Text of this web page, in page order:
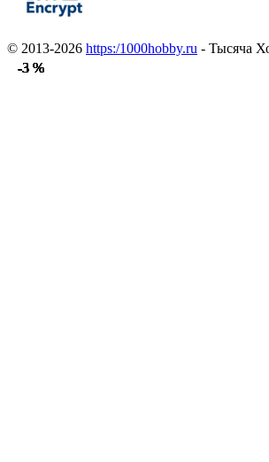
-3 %
-3 %
-3 %
-3 %
-3 %
-3 %
-3 %
-3 %
-3 %
-3 %
-3 %
-3 %
© 2013-2026 https:/1000hobby.ru - Тысяча